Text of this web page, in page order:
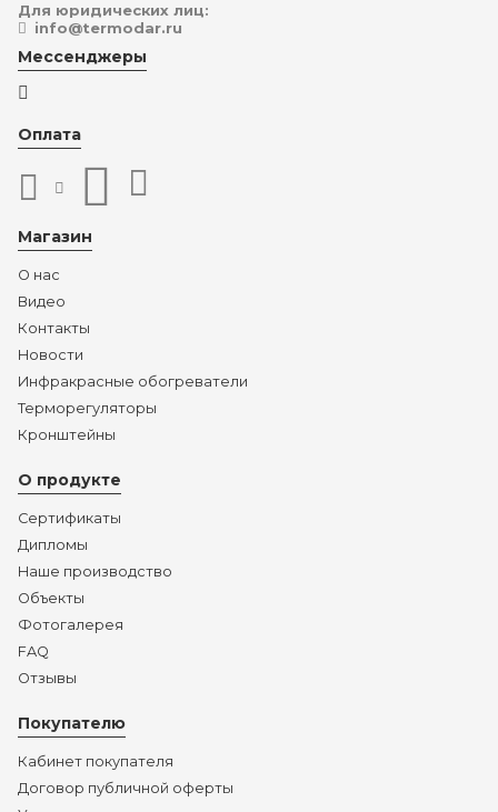
Для юридических лиц:
info@termodar.ru
Мессенджеры
Оплата
Магазин
О нас
Видео
Контакты
Новости
Инфракрасные обогреватели
Терморегуляторы
Кронштейны
О продукте
Сертификаты
Дипломы
Наше производство
Объекты
Фотогалерея
FAQ
Отзывы
Покупателю
Кабинет покупателя
Договор публичной оферты